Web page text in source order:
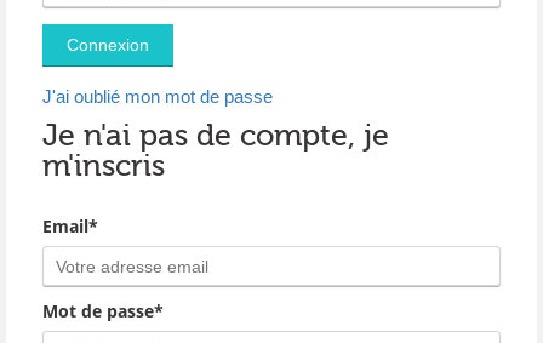
J'ai oublié mon mot de passe
Je n'ai pas de compte, je
m'inscris
Email*
Mot de passe*